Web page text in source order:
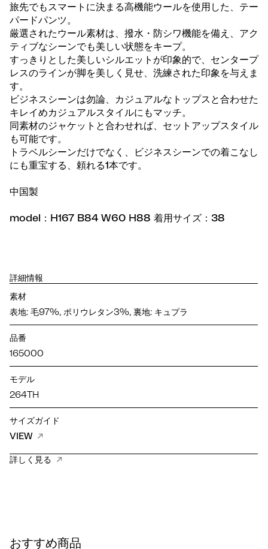
旅先でもスマートに決まる高機能ウールを使用した、テー
パードパンツ。
厳選されたウール素材は、撥水・防シワ機能を備え、アク
ティブなシーンでも美しい状態をキープ。
すっきりとした美しいシルエットが印象的で、センタープ
レスのラインが脚を美しく見せ、洗練された印象を与えま
す。
ビジネスシーンは勿論、カジュアルなトップスと合わせた
キレイめカジュアルスタイルにもマッチ。
同素材のジャケットと合わせれば、セットアップスタイル
も可能です。
トラベルシーンだけでなく、ビジネスシーンでの着こなし
にも重宝する、頼れる1本です。
中国製
model：H167 B84 W60 H88 着用サイズ：38
詳細情報
素材
表地: 毛97%, ポリウレタン3%, 裏地: キュプラ
品番
165000
モデル
264TH
サイズガイド
VIEW
詳しく見る
おすすめ商品